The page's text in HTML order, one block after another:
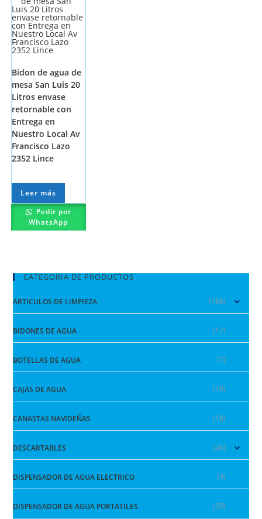
Bidon de agua de
mesa San Luis 20
Litros envase
retornable con
Entrega en
Nuestro Local Av
Francisco Lazo
2352 Lince
Leer más
Pedir por
WhatsApp
CATEGORIA DE PRODUCTOS
ARTICULOS DE LIMPIEZA (166)
BIDONES DE AGUA (17)
BOTELLAS DE AGUA (7)
CAJAS DE AGUA (10)
CANASTAS NAVIDEÑAS (18)
DESCARTABLES (26)
DISPENSADOR DE AGUA ELECTRICO (3)
DISPENSADOR DE AGUA PORTATILES (20)